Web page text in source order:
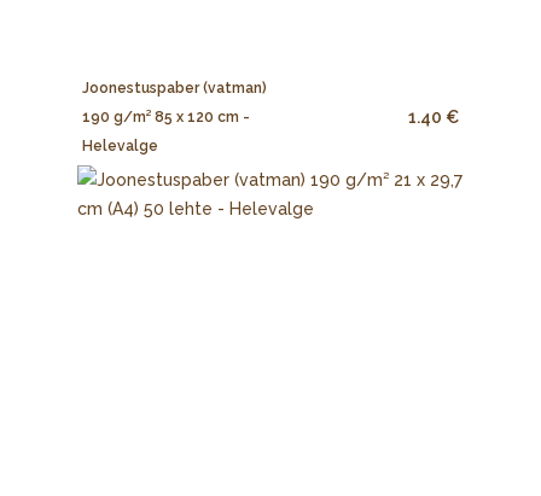
Joonestuspaber (vatman)
190 g/m² 85 x 120 cm -
Helevalge
1.40 €